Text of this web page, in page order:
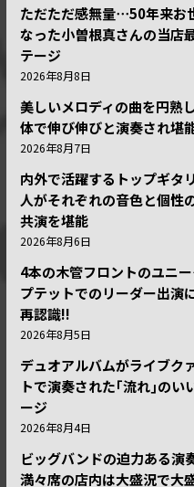
ただただ感無量⋯50年来お
なった小曽根真さんの当店
テージ
2026年8月8日
美しいメロディの曲を円熟
体で伸び伸びと演奏され堪
2026年8月7日
内外で活躍するトップギタ
人がそれぞれの音色と個性
共演を堪能
2026年8月6日
4本の木管フロントのユニ
プテットでのリーダー出演
再認識!!
2026年8月5日
デュオアルバムがライブク
トで演奏された｢流れ｣のい
ージ
2026年8月4日
ビッグバンドの迫力ある演
満々席の店内は大盛況で大